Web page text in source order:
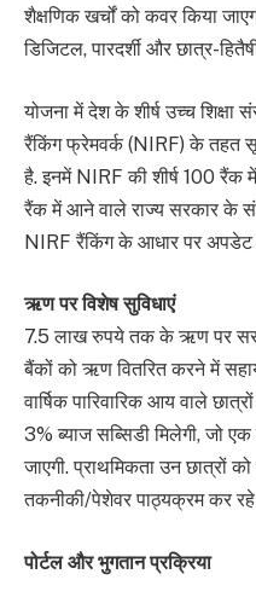
शैक्षणिक खर्चों को कवर किया
डिजिटल, पारदर्शी और छात्र-
योजना में देश के शीर्ष उच्च
रैंकिंग फ्रेमवर्क (NIRF) के तहत
है. इनमें NIRF की शीर्ष 100
रैंक में आने वाले राज्य सरकार के
NIRF रैंकिंग के आधार पर अपडेट
ऋण पर विशेष सुविधाएं
7.5 लाख रुपये तक के ऋण पर
बैंकों को ऋण वितरित करने में
वार्षिक पारिवारिक आय वाले
3% ब्याज सब्सिडी मिलेगी, जो एक
जाएगी. प्राथमिकता उन छात्रों
तकनीकी/पेशेवर पाठ्यक्रम कर
पोर्टल और भुगतान प्रक्रिया